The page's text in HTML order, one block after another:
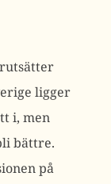
ligger
i, men
bättre.
på